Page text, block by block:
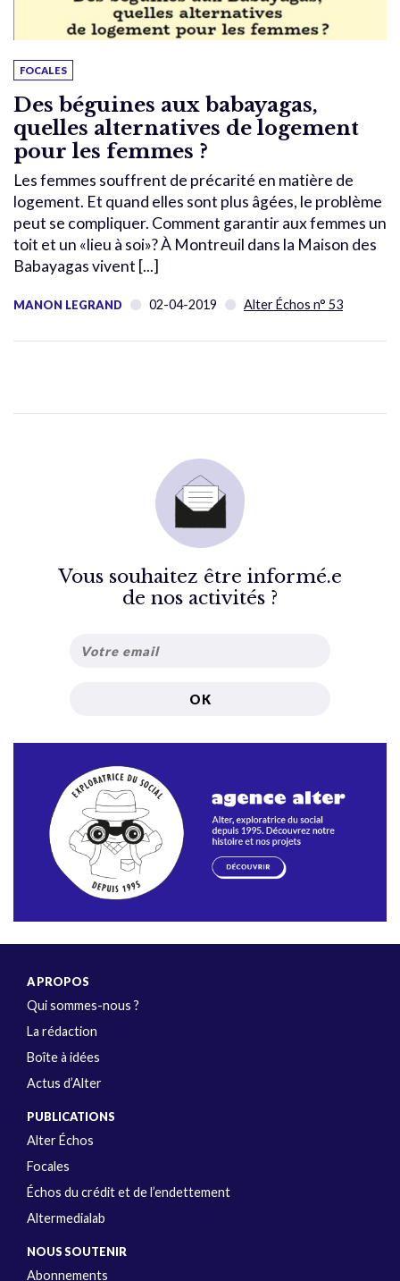
FOCALES
Des béguines aux babayagas,
quelles alternatives de logement
pour les femmes ?
Les femmes souffrent de précarité en matière de
logement. Et quand elles sont plus âgées, le problème
peut se compliquer. Comment garantir aux femmes un
toit et un «lieu à soi»? À Montreuil dans la Maison des
Babayagas vivent [...]
MANON LEGRAND 02-04-2019 Alter Échos n° 53
Vous souhaitez être informé.e
de nos activités ?
A PROPOS
Qui sommes-nous ?
La rédaction
Boîte à idées
Actus d’Alter
PUBLICATIONS
Alter Échos
Focales
Échos du crédit et de l’endettement
Altermedialab
NOUS SOUTENIR
Abonnements